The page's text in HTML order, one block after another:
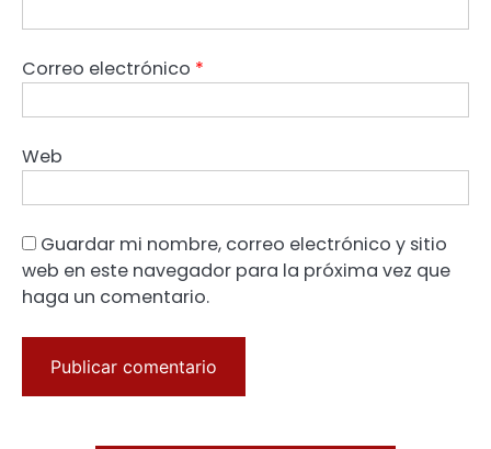
Correo electrónico *
Web
Guardar mi nombre, correo electrónico y sitio
web en este navegador para la próxima vez que
haga un comentario.